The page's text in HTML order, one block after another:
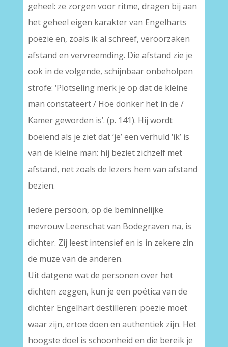
geheel: ze zorgen voor ritme, dragen bij aan
het geheel eigen karakter van Engelharts
poëzie en, zoals ik al schreef, veroorzaken
afstand en vervreemding. Die afstand zie je
ook in de volgende, schijnbaar onbeholpen
strofe: ‘Plotseling merk je op dat de kleine
man constateert / Hoe donker het in de /
Kamer geworden is’. (p. 141). Hij wordt
boeiend als je ziet dat ‘je’ een verhuld ‘ik’ is
van de kleine man: hij beziet zichzelf met
afstand, net zoals de lezers hem van afstand
bezien.
Iedere persoon, op de beminnelijke
mevrouw Leenschat van Bodegraven na, is
dichter. Zij leest intensief en is in zekere zin
de muze van de anderen.
Uit datgene wat de personen over het
dichten zeggen, kun je een poëtica van de
dichter Engelhart destilleren: poëzie moet
waar zijn, ertoe doen en authentiek zijn. Het
hoogste doel is schoonheid en die bereik je